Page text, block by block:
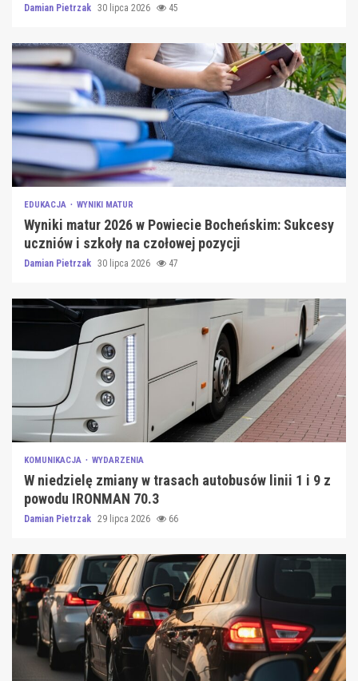
Damian Pietrzak 30 lipca 2026 45
EDUKACJA WYNIKI MATUR
Wyniki matur 2026 w Powiecie Bocheńskim: Sukcesy
uczniów i szkoły na czołowej pozycji
Damian Pietrzak 30 lipca 2026 47
KOMUNIKACJA WYDARZENIA
W niedzielę zmiany w trasach autobusów linii 1 i 9 z
powodu IRONMAN 70.3
Damian Pietrzak 29 lipca 2026 66